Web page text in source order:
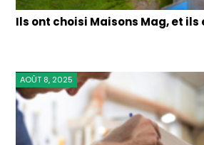
Ils ont choisi Maisons Mag, et ils
AOÛT 8, 2025